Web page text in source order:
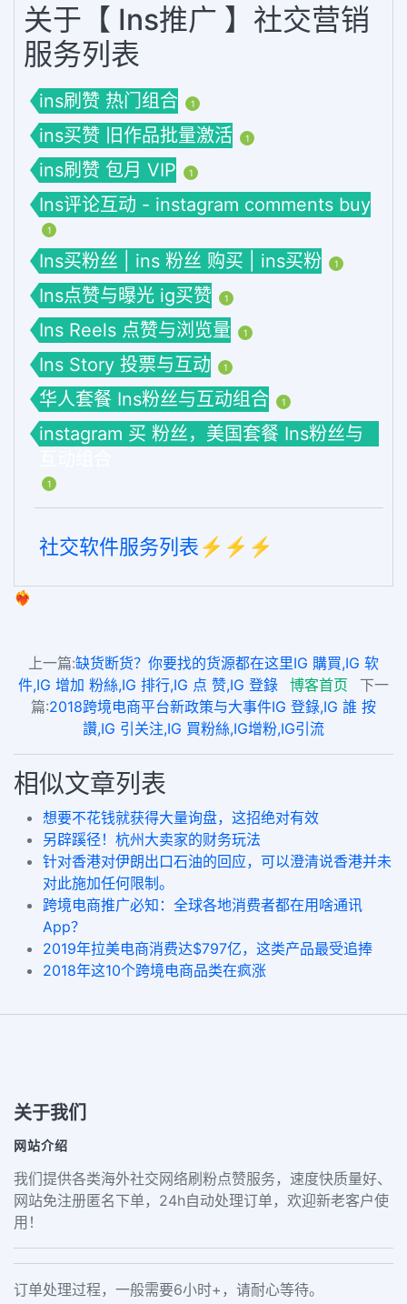
关于【 Ins推广 】社交营销
服务列表
ins刷赞 热门组合 1
ins买赞 旧作品批量激活 1
ins刷赞 包月 VIP 1
Ins评论互动 - instagram comments buy
1
Ins买粉丝 | ins 粉丝 购买 | ins买粉 1
Ins点赞与曝光 ig买赞 1
Ins Reels 点赞与浏览量 1
Ins Story 投票与互动 1
华人套餐 Ins粉丝与互动组合 1
instagram 买 粉丝，美国套餐 Ins粉丝与
1
社交软件服务列表⚡️⚡️⚡️
❤️‍🔥
上一篇:缺货断货？你要找的货源都在这里IG 購買,IG 软
件,IG 增加 粉絲,IG 排行,IG 点 赞,IG 登錄
博客首页
下一
篇:2018跨境电商平台新政策与大事件IG 登錄,IG 誰 按
讚,IG 引关注,IG 買粉絲,IG增粉,IG引流
相似文章列表
想要不花钱就获得大量询盘，这招绝对有效
另辟蹊径！杭州大卖家的财务玩法
针对香港对伊朗出口石油的回应，可以澄清说香港并未
对此施加任何限制。
跨境电商推广必知：全球各地消费者都在用啥通讯
App？
2019年拉美电商消费达$797亿，这类产品最受追捧
2018年这10个跨境电商品类在疯涨
关于我们
网站介绍
我们提供各类海外社交网络刷粉点赞服务，速度快质量好、
网站免注册匿名下单，24h自动处理订单，欢迎新老客户使
用！
订单处理过程，一般需要6小时+，请耐心等待。